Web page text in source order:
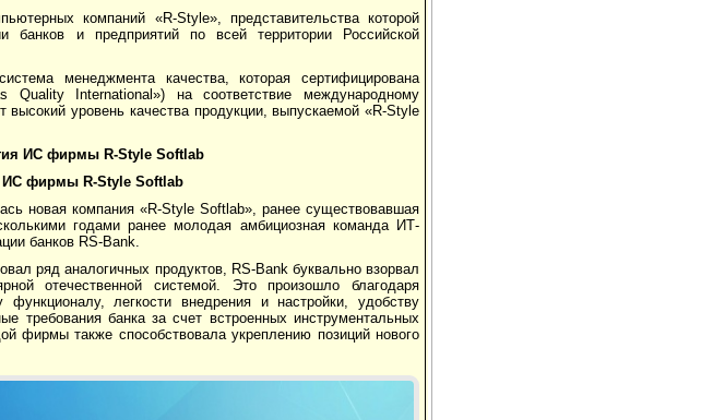
компаний «R-Style», представительства которой
банков и предприятий по всей территории Российской
менеджмента качества, которая сертифицирована
Quality International») на соответствие международному
уровень качества продукции, выпускаемой «R-Style
ИС фирмы R-Style Softlab
ИС фирмы R-Style Softlab
новая компания «R-Style Softlab», ранее существовавшая
годами ранее молодая амбициозная команда ИТ-
банков RS-Bank.
ряд аналогичных продуктов, RS-Bank буквально взорвал
отечественной системой. Это произошло благодаря
легкости внедрения и настройки, удобству
требования банка за счет встроенных инструментальных
фирмы также способствовала укреплению позиций нового